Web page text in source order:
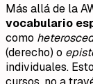
Más allá de la
vocabulario
como
(derecho) o
individuales.